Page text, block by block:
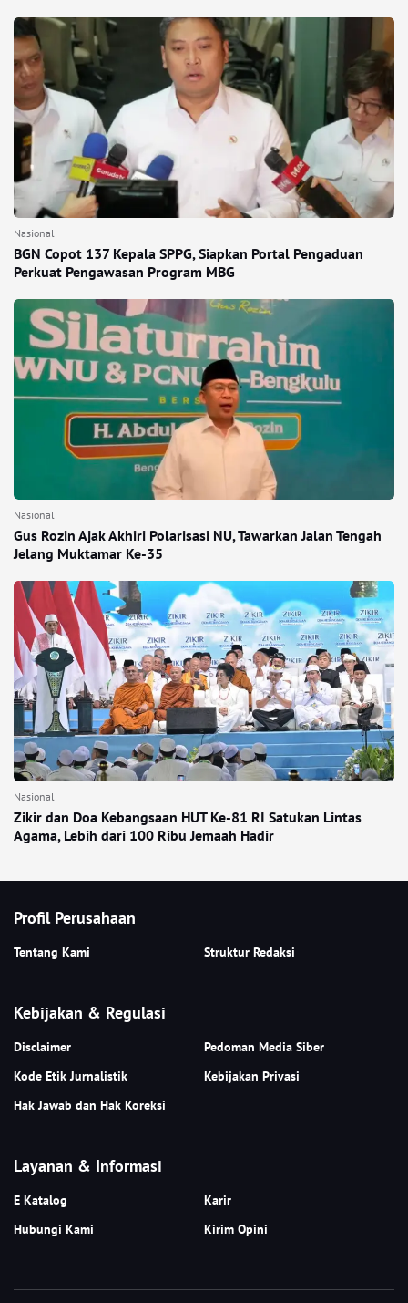
Nasional
BGN Copot 137 Kepala SPPG, Siapkan Portal Pengaduan
Perkuat Pengawasan Program MBG
Nasional
Gus Rozin Ajak Akhiri Polarisasi NU, Tawarkan Jalan Tengah
Jelang Muktamar Ke-35
Nasional
Zikir dan Doa Kebangsaan HUT Ke-81 RI Satukan Lintas
Agama, Lebih dari 100 Ribu Jemaah Hadir
Profil Perusahaan
Tentang Kami Struktur Redaksi
Kebijakan & Regulasi
Disclaimer
Pedoman Media Siber
Kode Etik Jurnalistik
Kebijakan Privasi
Hak Jawab dan Hak Koreksi
Layanan & Informasi
E Katalog
Karir
Hubungi Kami
Kirim Opini